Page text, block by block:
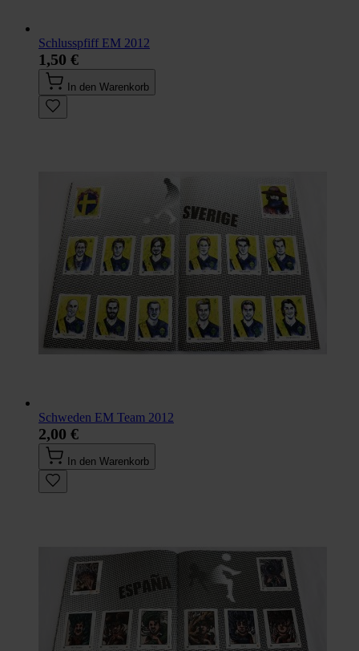
Schlusspfiff EM 2012
1,50 €
In den Warenkorb
Schweden EM Team 2012
2,00 €
In den Warenkorb